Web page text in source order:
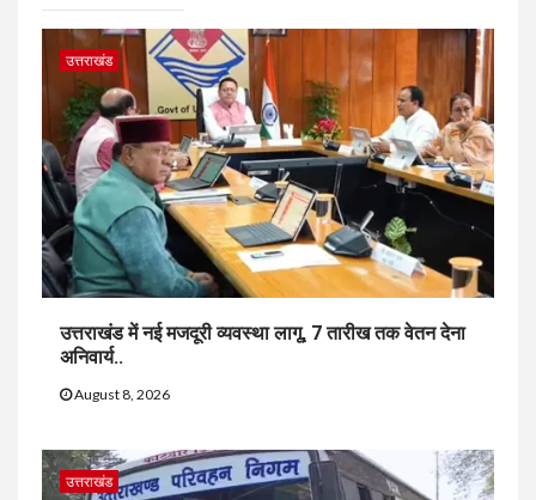
उत्तराखंड
उत्तराखंड में नई मजदूरी व्यवस्था लागू, 7 तारीख तक वेतन देना
अनिवार्य..
August 8, 2026
उत्तराखंड